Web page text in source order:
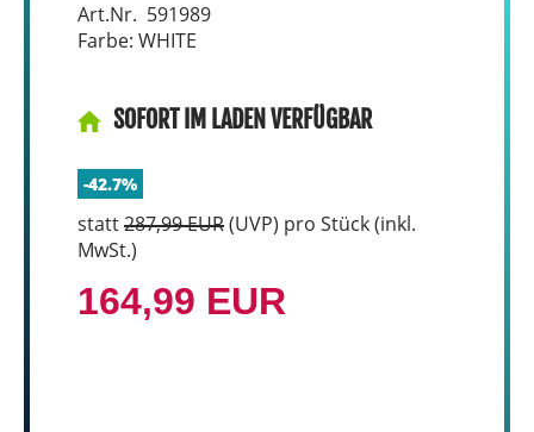
Art.Nr. 591989
Farbe: WHITE
SOFORT IM LADEN VERFÜGBAR
-42.7%
statt287,99 EUR(UVP) pro Stück (inkl.
MwSt.)
164,99 EUR